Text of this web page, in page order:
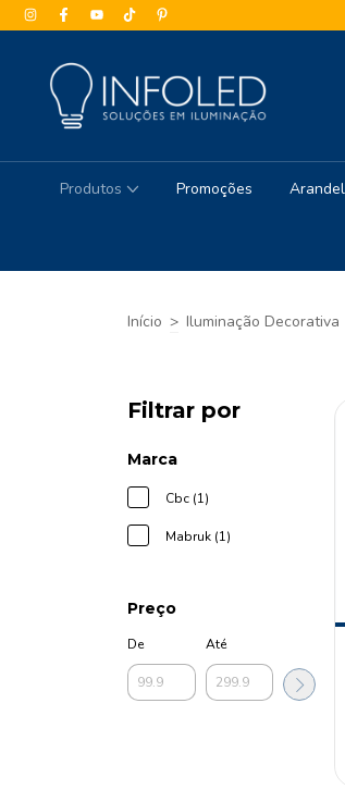
Produtos Promoções
Início > Iluminação Decorativa
Filtrar por
Marca
Cbc (1)
Mabruk (1)
Preço
De Até